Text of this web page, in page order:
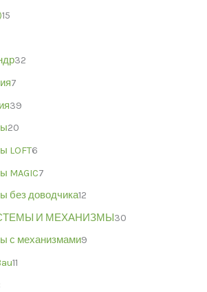
15
32
7
39
20
LOFT6
MAGIC7
без доводчика12
И МЕХАНИЗМЫ 30
с механизмами9
11